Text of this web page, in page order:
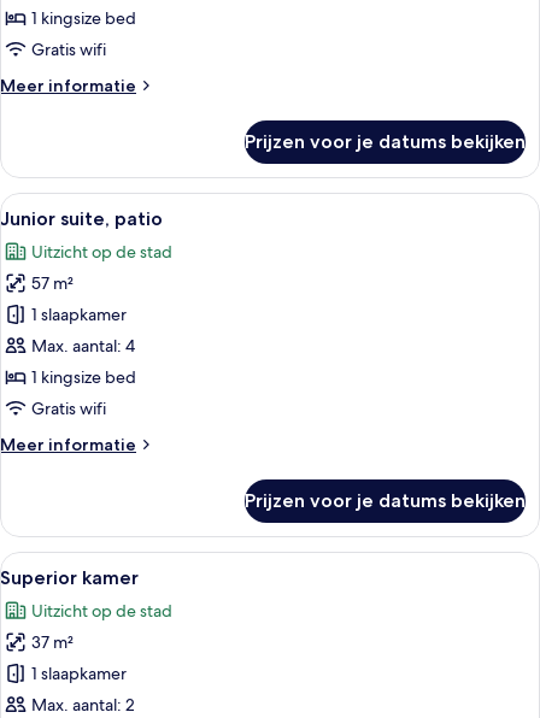
1 kingsize bed
Gratis wifi
Meer informatie
Meer
suite
Prijzen voor je datums bekijken
Alle
foto's
voor
Junior
suite,
patio
laden
Een hotelkamer met een groot bed,
7
Junior suite, patio
Uitzicht op de stad
57 m²
1 slaapkamer
Max. aantal: 4
1 kingsize bed
Gratis wifi
Meer informatie
Meer
suite,
patio
Prijzen voor je datums bekijken
Alle
foto's
voor
Superior
kamer
laden
Een hotelkamer met een groot bed,
5
Superior kamer
Uitzicht op de stad
37 m²
1 slaapkamer
Max. aantal: 2